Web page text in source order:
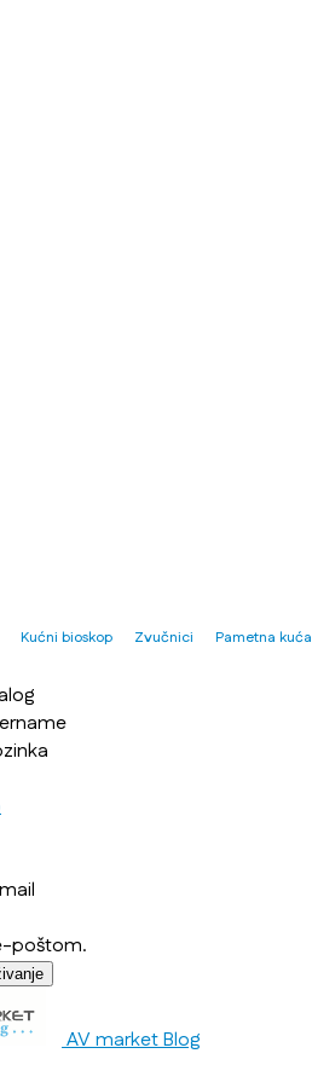
Kućni bioskop Zvučnici Pametna kuća
poštom.
AV market Blog